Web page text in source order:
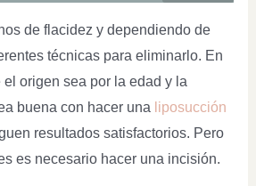
de flacidez y dependiendo de
técnicas para eliminarlo. En
origen sea por la edad y la
buena con hacer una liposucción
resultados satisfactorios. Pero
es necesario hacer una incisión.